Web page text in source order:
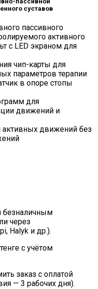
суставов
пассивного
активного
с LED экраном для
чип-карты для
параметров терапии
в опоре стопы
для
движений и
движений без
безналичным
через
Halyk и др.).
с учётом
заказ с оплатой
— 3 рабочих дня).